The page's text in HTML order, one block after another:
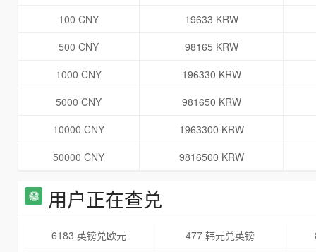
100 CNY
19633 KRW
500 CNY
98165 KRW
1000 CNY
196330 KRW
5000 CNY
981650 KRW
10000 CNY
1963300 KRW
50000 CNY
9816500 KRW
用户正在查兑
6183 英镑兑欧元 477 韩元兑英镑